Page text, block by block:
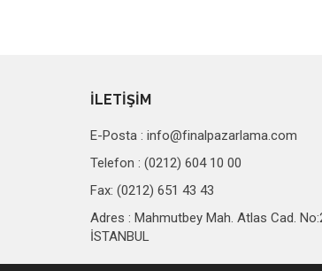
İLETİŞİM
E-Posta :info@finalpazarlama.com
Telefon : (0212) 604 10 00
Fax: (0212) 651 43 43
Adres : Mahmutbey Mah. Atlas Cad.
İSTANBUL